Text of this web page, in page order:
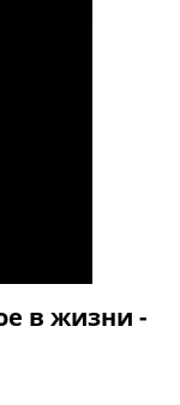
в жизни -